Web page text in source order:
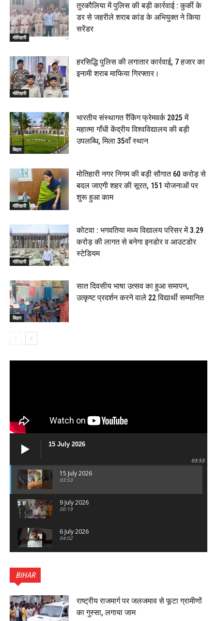
मोतिहारी
तुरकौलिया में पुलिस की बड़ी कार्रवाई : कुर्की के
डर से जहरीले शराब कांड के अभियुक्त ने किया
सरेंडर
मोतिहारी
हरसिद्धि पुलिस की लगातार कार्रवाई, 7 हजार का
इनामी शराब माफिया गिरफ्तार।
बिहार
भारतीय संस्थागत रैंकिंग फ्रेमवर्क 2025 में
महात्मा गाँधी केंद्रीय विश्वविद्यालय की बड़ी
उपलब्धि, मिला 35वाँ स्थान
मोतिहारी
मोतिहारी नगर निगम की बड़ी सौगात ₹60 करोड़ से
बदल जाएगी शहर की सूरत, 151 योजनाओं पर
शुरू हुआ काम
मोतिहारी
कोटवा : भगवतिया मध्य विद्यालय परिसर में 3.29
करोड़ की लागत से बनेगा इनडोर व आउटडोर
स्टेडियम
बिहार
सात दिवसीय भाषा उत्सव का हुआ समापन,
उत्कृष्ट प्रदर्शन करने वाले 22 विद्यार्थी सम्मानित
15 July 2026
03:53
15 July 2026
03:53
9 July 2026
00:19
6 July 2026
04:02
का भव्य पथ संचलन, 5 July 2026
00:22
बेतिया : मझौलिया में 1.24 क्विंटल गांजा के साथ बोलेरो ज़ब्त, दो
BIHAR
राष्ट्रीय राजमार्ग पर जलजमाव से फूटा ग्रामीणों
का गुस्सा, लगाया जाम